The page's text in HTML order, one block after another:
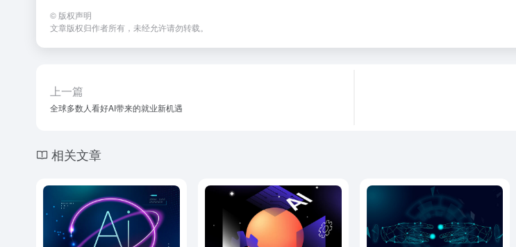
© 版权声明
文章版权归作者所有，未经允许请勿转载。
上一篇
全球多数人看好AI带来的就业新机遇
相关文章